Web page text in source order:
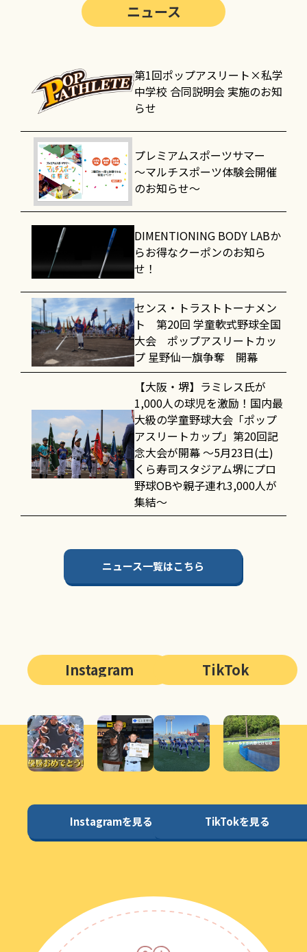
ニュース
第1回ポップアスリート×私学
中学校 合同説明会 実施のお知
らせ
プレミアムスポーツサマー
～マルチスポーツ体験会開催
のお知らせ～
DIMENTIONING BODY LABか
らお得なクーポンのお知ら
せ！
センス・トラストトーナメン
ト 第20回 学童軟式野球全国
大会 ポップアスリートカッ
プ 星野仙一旗争奪 開幕
【大阪・堺】ラミレス氏が
1,000人の球児を激励！国内最
大級の学童野球大会「ポップ
アスリートカップ」第20回記
念大会が開幕 〜5月23日(土)
くら寿司スタジアム堺にプロ
野球OBや親子連れ3,000人が
集結〜
ニュース一覧はこちら
Instagram
Instagramを見る
TikTok
TikTokを見る